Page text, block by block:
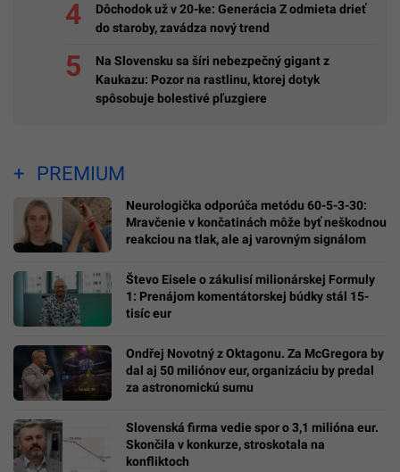
Dôchodok už v 20-ke: Generácia Z odmieta drieť
do staroby, zavádza nový trend
Na Slovensku sa šíri nebezpečný gigant z
Kaukazu: Pozor na rastlinu, ktorej dotyk
spôsobuje bolestivé pľuzgiere
PREMIUM
Neurologička odporúča metódu 60-5-3-30:
Mravčenie v končatinách môže byť neškodnou
reakciou na tlak, ale aj varovným signálom
Števo Eisele o zákulisí milionárskej Formuly
1: Prenájom komentátorskej búdky stál 15-
tisíc eur
Ondřej Novotný z Oktagonu. Za McGregora by
dal aj 50 miliónov eur, organizáciu by predal
za astronomickú sumu
Slovenská firma vedie spor o 3,1 milióna eur.
Skončila v konkurze, stroskotala na
konfliktoch